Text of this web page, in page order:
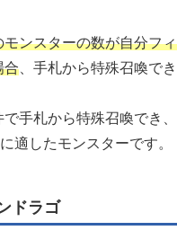
ンスターの数が自分フ
合 、手札から特殊召喚でき
手札から特殊召喚でき
適したモンスターです。
ドラゴ